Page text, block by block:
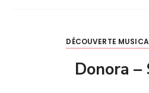
DÉCOUVERTE
Donora –